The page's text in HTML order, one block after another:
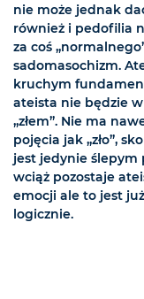
nie może jednak
również i pedofilia
za coś
sadomasochizm.
kruchym
ateista nie będzie
„złem”. Nie ma
pojęcia jak „zło”,
jest jedynie ślepym
wciąż pozostaje
emocji ale to jest
logicznie.